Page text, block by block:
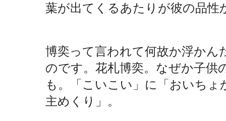
葉が出てくるあたりが彼の品性
博奕って言われて何故か浮かん
のです。花札博奕。なぜか子供
も。「こいこい」に「おいち
主めくり」。